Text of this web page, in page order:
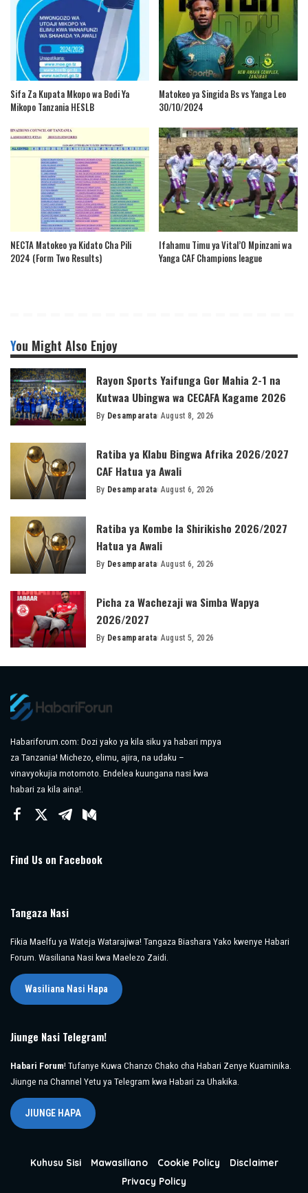
Sifa Za Kupata Mkopo wa Bodi Ya
Mikopo Tanzania HESLB
Matokeo ya Singida Bs vs Yanga Leo
30/10/2024
NECTA Matokeo ya Kidato Cha Pili
2024 (Form Two Results)
Ifahamu Timu ya Vital’O Mpinzani wa
Yanga CAF Champions league
You Might Also Enjoy
Rayon Sports Yaifunga Gor Mahia 2-1 na
Kutwaa Ubingwa wa CECAFA Kagame 2026
Posted
By Desamparata August 8, 2026
Ratiba ya Klabu Bingwa Afrika 2026/2027
CAF Hatua ya Awali
Posted
By Desamparata August 6, 2026
Ratiba ya Kombe la Shirikisho 2026/2027
Hatua ya Awali
Posted
By Desamparata August 6, 2026
Picha za Wachezaji wa Simba Wapya
2026/2027
Posted
By Desamparata August 5, 2026
Habariforum.com: Dozi yako ya kila siku ya habari mpya
za Tanzania! Michezo, elimu, ajira, na udaku –
vinavyokujia motomoto. Endelea kuungana nasi kwa
habari za kila aina!.
Find Us on Facebook
Tangaza Nasi
Fikia Maelfu ya Wateja Watarajiwa! Tangaza Biashara Yako kwenye Habari
Forum. Wasiliana Nasi kwa Maelezo Zaidi.
Wasiliana Nasi Hapa
Jiunge Nasi Telegram!
Habari Forum! Tufanye Kuwa Chanzo Chako cha Habari Zenye Kuaminika.
Jiunge na Channel Yetu ya Telegram kwa Habari za Uhakika.
JIUNGE HAPA
Kuhusu Sisi Mawasiliano Cookie Policy
Disclaimer
Privacy Policy